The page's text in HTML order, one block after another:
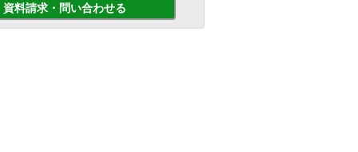
資料請求・問い合わせる